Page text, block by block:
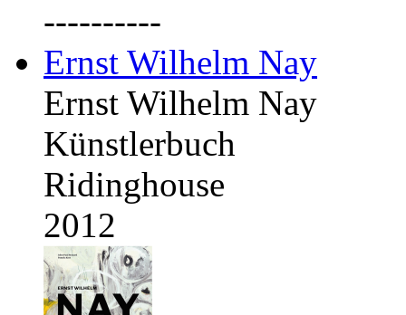
----------
Ernst Wilhelm Nay
Ernst Wilhelm Nay
Künstlerbuch
Ridinghouse
2012